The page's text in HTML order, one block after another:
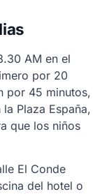
AM en el
por 20
por 45 minutos,
Plaza España,
que los niños
El Conde
del hotel o